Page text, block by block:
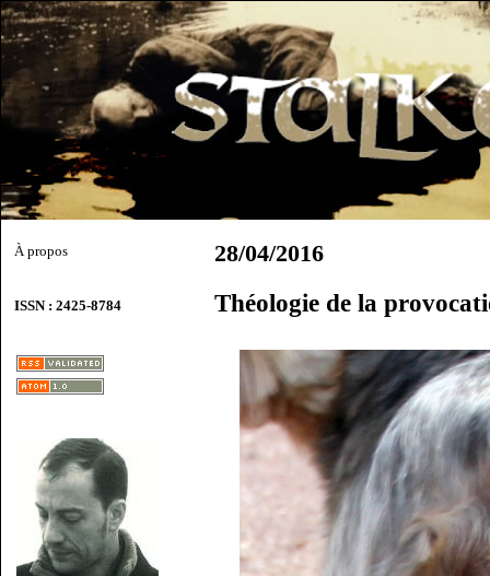
À propos
ISSN : 2425-8784
28/04/2016
Théologie de la